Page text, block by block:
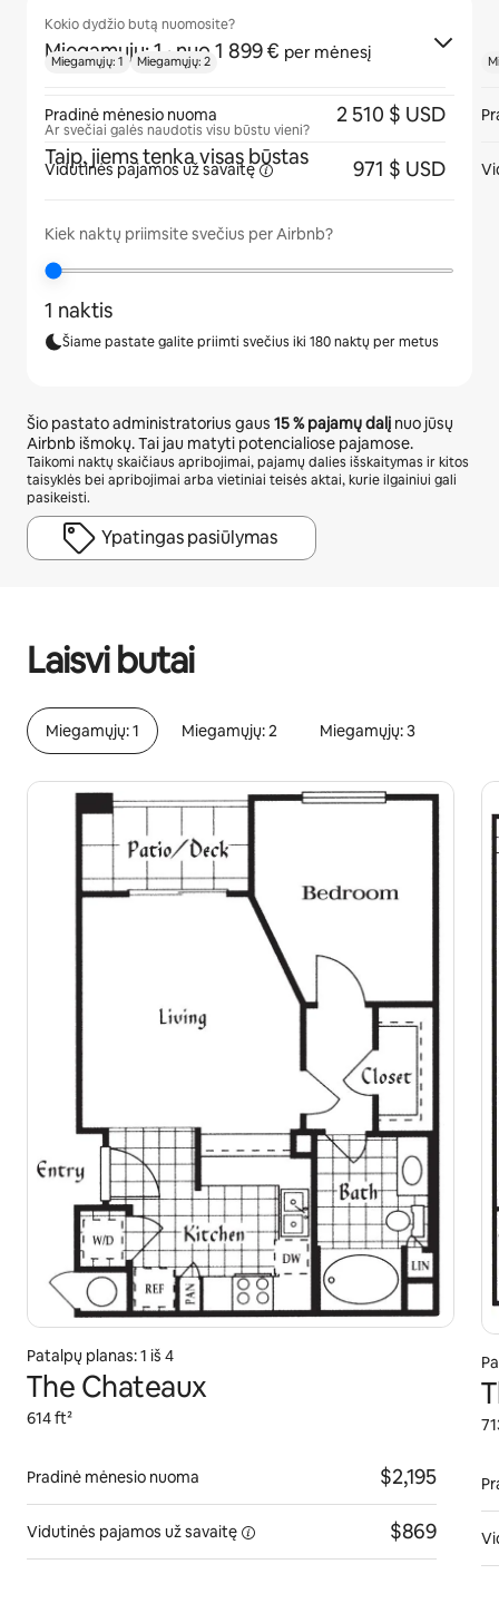
Kokio dydžio butą nuomosite?
Miegamųjų: 1 · nuo 1 899 € per mėnesį
Ar svečiai galės naudotis visu būstu vieni?
Taip, jiems tenka visas būstas
Kiek naktų priimsite svečius per Airbnb?
1 naktis
Šiame pastate galite priimti svečius iki 180 naktų per metus
Šio pastato administratorius gaus 15 %pajamų dalį nuo jūsų
Airbnb išmokų. Tai jau matyti potencialiose pajamose.
Taikomi naktų skaičiaus apribojimai, pajamų dalies išskaitymas ir kitos
taisyklės bei apribojimai arba vietiniai teisės aktai, kurie ilgainiui gali
pasikeisti.
Ypatingas pasiūlymas
Laisvi butai
Miegamųjų: 1 Miegamųjų: 2 Miegamųjų: 3
Patalpų planas: 1 iš 4
The Chateaux
614 ft²
Pradinė mėnesio nuoma $2,195
Vidutinės pajamos už savaitę $869
Miegamųjų: 1 Miegamųjų: 2
Pradinė mėnesio nuoma 2 510 $ USD
Vidutinės pajamos už savaitę 971 $ USD